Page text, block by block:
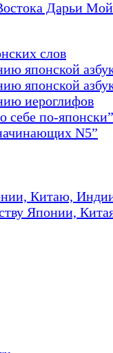
Дарьи
слов
японской
японской
иероглифов
себе по-японски”
N5”
Китаю,
Японии,